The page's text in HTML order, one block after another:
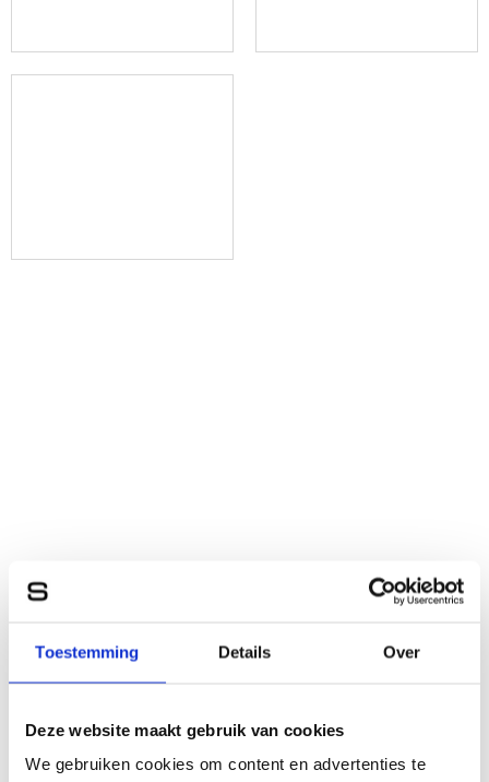
Toestemming Details Over
Deze website maakt gebruik van cookies
We gebruiken cookies om content en advertenties te